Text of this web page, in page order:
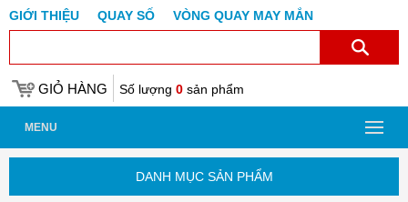
GIỚI THIỆU
QUAY SỐ VÒNG QUAY MAY MẮN
GIỎ HÀNG Số lượng 0 sản phẩm
MENU
DANH MỤC SẢN PHẨM